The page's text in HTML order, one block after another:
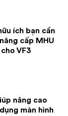
ích bạn cần
cấp MHU
VF3
nâng cao
màn hình